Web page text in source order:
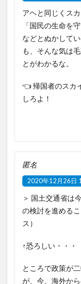
アヘと同じくス
「国民の生命を守
などとぬかして
も、そんな気は
とがわかるな。
👈 帰国者のスカ
しろよ！
匿名
2020年12月26日
＞ 国土交通省は
の検討を進める
ス）
↑恐ろしい・・・
ところで政策が
が、今、海外か